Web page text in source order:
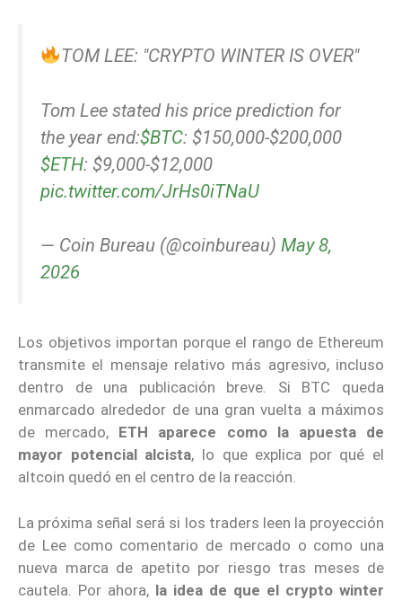
TOM LEE: "CRYPTO WINTER IS OVER"
Tom Lee stated his price prediction for
the year end:$BTC: $150,000-$200,000
$ETH: $9,000-$12,000
pic.twitter.com/JrHs0iTNaU
— Coin Bureau (@coinbureau) May 8,
2026
Los objetivos importan porque el rango de Ethereum
transmite el mensaje relativo más agresivo, incluso
dentro de una publicación breve. Si BTC queda
enmarcado alrededor de una gran vuelta a máximos
de mercado, ETH aparece como la apuesta de
mayor potencial alcista, lo que explica por qué el
altcoin quedó en el centro de la reacción.
La próxima señal será si los traders leen la proyección
de Lee como comentario de mercado o como una
nueva marca de apetito por riesgo tras meses de
cautela. Por ahora, la idea de que el crypto winter